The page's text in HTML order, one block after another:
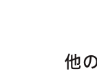
他